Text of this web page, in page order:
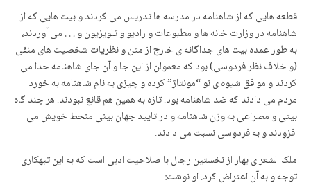
قطعه هایی که از شاهنامه در مدرسه ها تدریس می کردند و بیت هایی که از
شاهنامه در وزارت خانه ها و مطبوعات و رادیو و تلویزیون و . . . می آوردند،
به طور عمده بیت های جداگانه ی خارج از متن و نظریات شخصیت های منفی
(و خلاف نظر فردوسی) بود که معمولن از این جا و آن جای شاهنامه حدا می
کردند و موافق شیوه ی نو “مونتاژ” کرده و چیزی به نام شاهنامه به خورد
مردم می دادند که ضد شاهنامه بود. تازه به همین هم قانع نبودند. هر چند گاه
بیتی و مصراعی به وزن شاهنامه و در تایید جهان بینی منحط خویش می
افزودند و به فردوسی نسبت می دادند.
ملک الشعرای بهار از نخستین رجال با صلاحیت ادبی است که به این تبهکاری
توجه و به آن اعتراض کرد. او نوشت: